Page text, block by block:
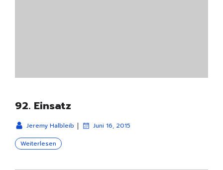
92. Einsatz
Jeremy Halbleib | Juni 16, 2015
Weiterlesen